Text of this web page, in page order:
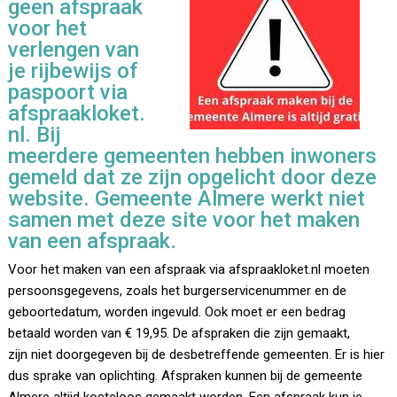
geen afspraak
voor het
verlengen van
je rijbewijs of
paspoort via
afspraakloket.
nl. Bij
meerdere gemeenten hebben inwoners
gemeld dat ze zijn opgelicht door deze
website. Gemeente Almere werkt niet
samen met deze site voor het maken
van een afspraak.
Voor het maken van een afspraak via afspraakloket.nl moeten
persoonsgegevens, zoals het burgerservicenummer en de
geboortedatum, worden ingevuld. Ook moet er een bedrag
betaald worden van € 19,95. De afspraken die zijn gemaakt,
zijn niet doorgegeven bij de desbetreffende gemeenten. Er is hier
dus sprake van oplichting. Afspraken kunnen bij de gemeente